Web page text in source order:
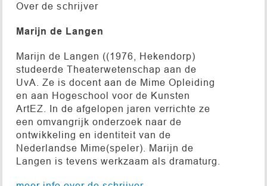
Over de schrijver
Marijn de Langen
Marijn de Langen ((1976, Hekendorp)
studeerde Theaterwetenschap aan de
UvA. Ze is docent aan de Mime Opleiding
en aan Hogeschool voor de Kunsten
ArtEZ. In de afgelopen jaren verrichte ze
een omvangrijk onderzoek naar de
ontwikkeling en identiteit van de
Nederlandse Mime(speler). Marijn de
Langen is tevens werkzaam als dramaturg.